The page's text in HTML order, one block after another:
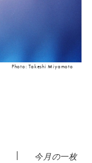
Photo: Takeshi Miyamoto
| 今月の一枚